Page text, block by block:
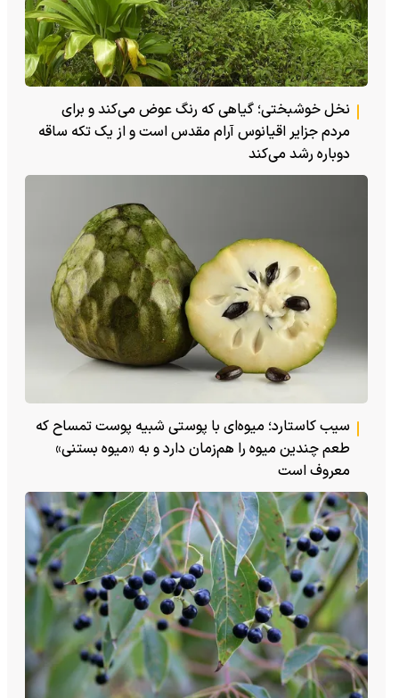
نخل خوشبختی؛ گیاهی که رنگ عوض می‌کند و برای
مردم جزایر اقیانوس آرام مقدس است و از یک تکه ساقه
دوباره رشد می‌کند
سیب کاستارد؛ میوه‌ای با پوستی شبیه پوست تمساح که
طعم چندین میوه را هم‌زمان دارد و به «میوه بستنی»
معروف است